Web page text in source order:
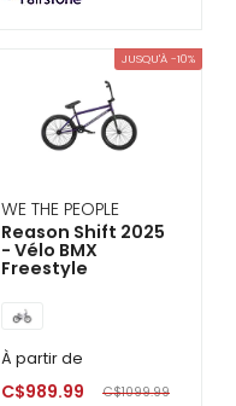
JUSQU'À -10%
WE THE PEOPLE
Reason Shift 2025
- Vélo BMX
Freestyle
À partir de
C$989.99 C$1099.99